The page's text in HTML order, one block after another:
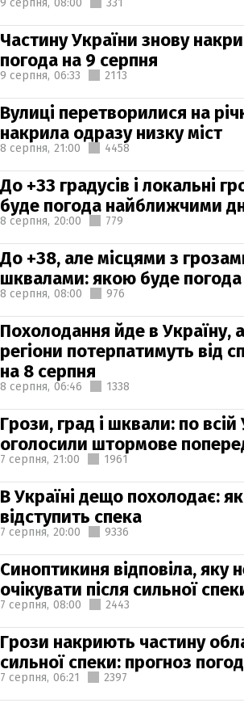
Частину України знову
погода на 9 серпня
9 серпня, 06:33 2113
Вулиці перетворилися на
накрила одразу низку міст
8 серпня, 21:00 4458
До +33 градусів і локальні
буде погода найближчими
8 серпня, 20:00 779
До +38, але місцями з
шквалами: якою буде погода
8 серпня, 08:00 976
Похолодання йде в Україну,
регіони потерпатимуть від
на 8 серпня
8 серпня, 06:46 1338
Грози, град і шквали: по всій
оголосили штормове
7 серпня, 21:00 1961
В Україні дещо похолодає:
відступить спека
7 серпня, 20:00 9336
Синоптикиня відповіла, яку
очікувати після сильної
7 серпня, 08:00 2443
Грози накриють частину
сильної спеки: прогноз
7 серпня, 06:21 2397